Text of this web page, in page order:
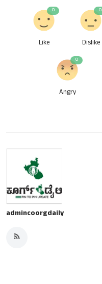
Like
0
Dislike
0
Angry
0
admincoorgdaily